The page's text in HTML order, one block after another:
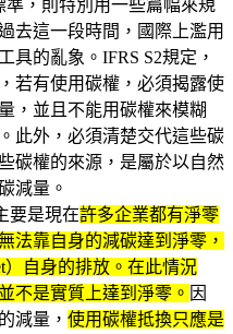
準，則特別用一些篇幅來規
去這一段時間，國際上濫用
具的亂象。IFRS S2規定，
若有使用碳權，必須揭露使
，並且不能用碳權來模糊
此外，必須清楚交代這些碳
碳權的來源，是屬於以自然
減量。
要是現在許多企業都有淨零
法靠自身的減碳達到淨零，
）自身的排放。在此情況
不是實質上達到淨零。 因
減量， 使用碳權抵換只應是